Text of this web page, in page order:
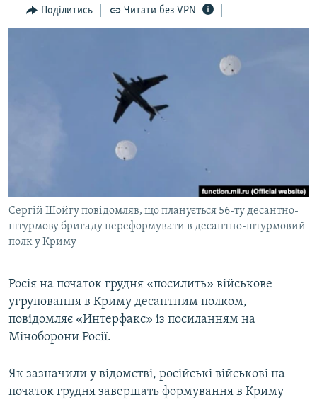
Перейти
до
ПОГЛЯД
ІНФОГРАФІКА
ЯК ОБІЙТИ БЛОКУВАННЯ
ДОЛУЧАЙСЯ!
Усі сайти RFE/RL
Поділитись Читати без VPN
Сергій Шойгу повідомляв, що планується 56-ту десантно-
штурмову бригаду переформувати в десантно-штурмовий
полк у Криму
Росія на початок грудня «посилить» військове
угруповання в Криму десантним полком,
повідомляє «Интерфакс» із посиланням на
Міноборони Росії.
Як зазначили у відомстві, російські військові на
початок грудня завершать формування в Криму